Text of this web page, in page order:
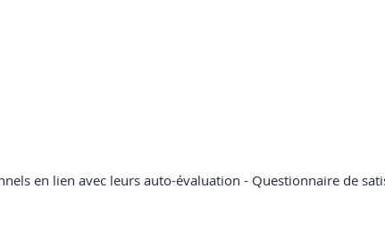
en lien avec leurs auto-évaluation - Questionnaire de